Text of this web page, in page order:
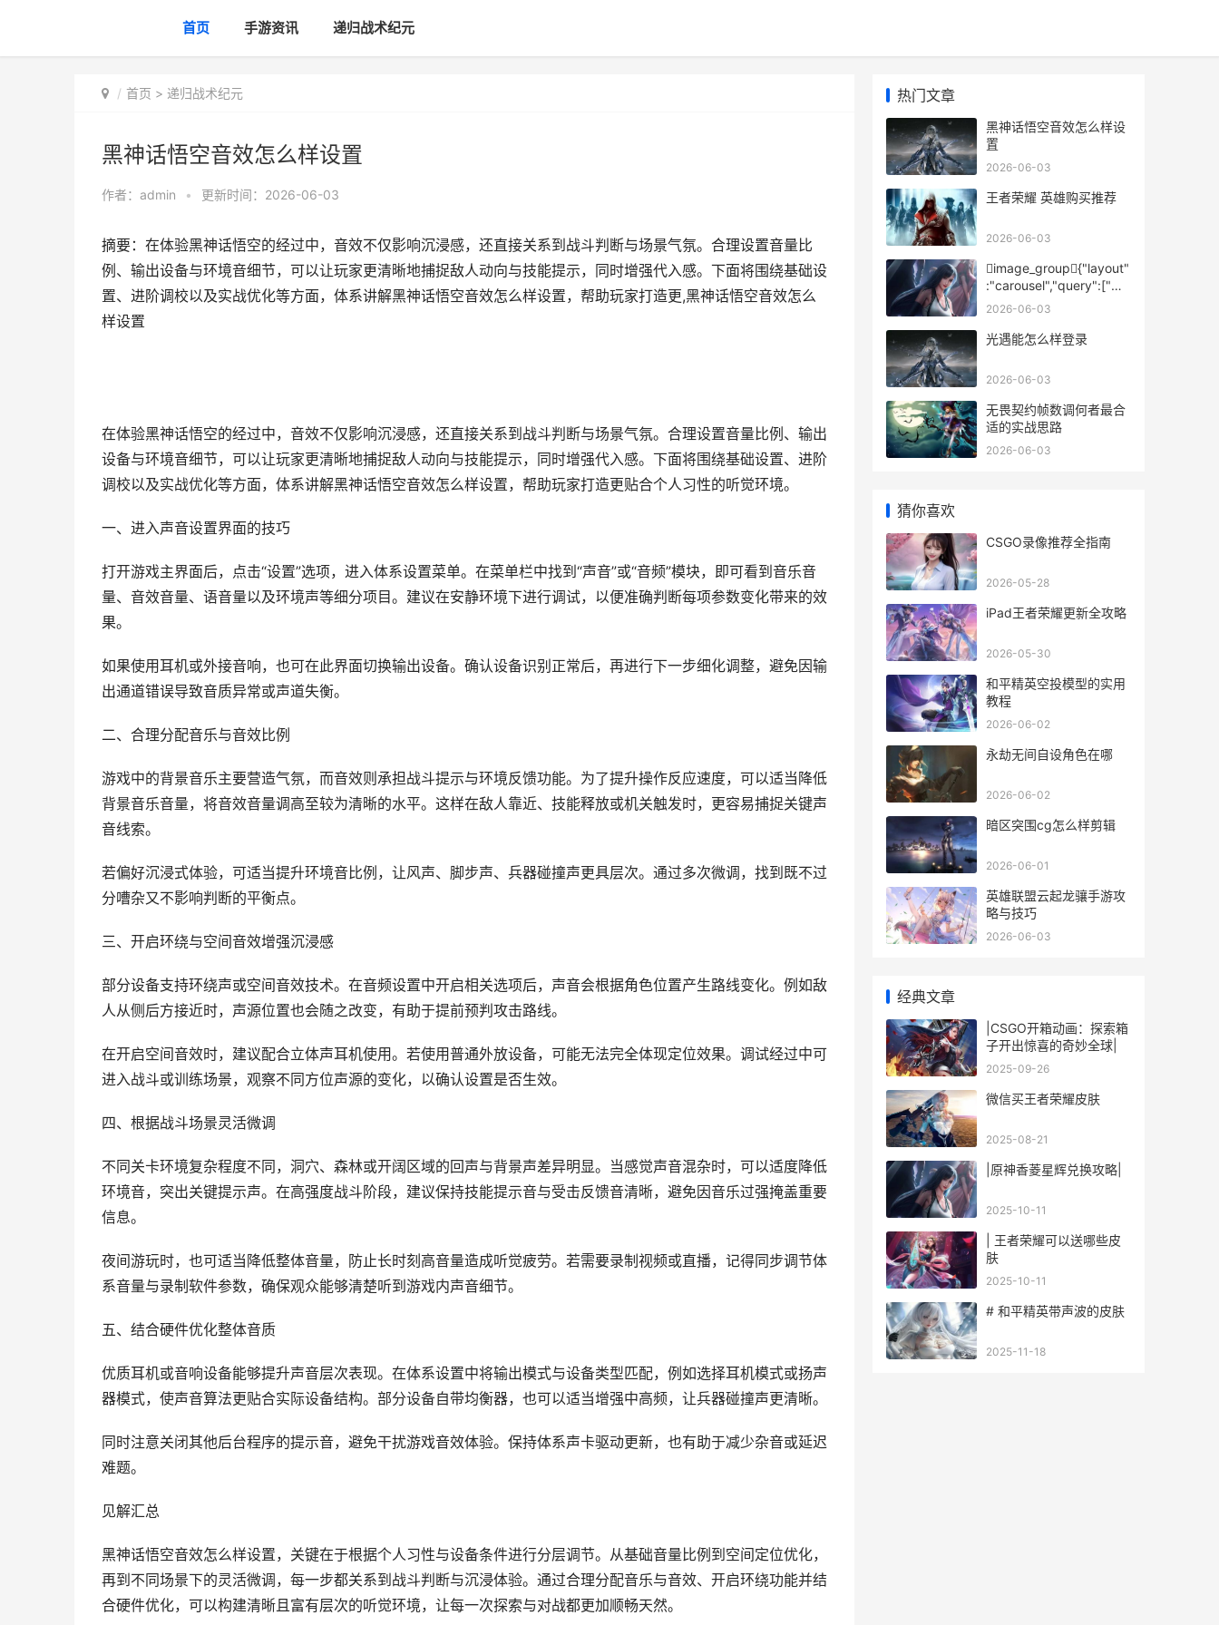
首页 手游资讯 递归战术纪元
首页 > 递归战术纪元
黑神话悟空音效怎么样设置
作者： admin • 更新时间：2026-06-03
摘要：在体验黑神话悟空的经过中，音效不仅影响沉浸感，还直接关系到战斗判断与场景气氛。合理设置音量比
例、输出设备与环境音细节，可以让玩家更清晰地捕捉敌人动向与技能提示，同时增强代入感。下面将围绕基础设
置、进阶调校以及实战优化等方面，体系讲解黑神话悟空音效怎么样设置，帮助玩家打造更,黑神话悟空音效怎么
样设置
在体验黑神话悟空的经过中，音效不仅影响沉浸感，还直接关系到战斗判断与场景气氛。合理设置音量比例、输出
设备与环境音细节，可以让玩家更清晰地捕捉敌人动向与技能提示，同时增强代入感。下面将围绕基础设置、进阶
调校以及实战优化等方面，体系讲解黑神话悟空音效怎么样设置，帮助玩家打造更贴合个人习性的听觉环境。
一、进入声音设置界面的技巧
打开游戏主界面后，点击“设置”选项，进入体系设置菜单。在菜单栏中找到“声音”或“音频”模块，即可看到音乐音
量、音效音量、语音量以及环境声等细分项目。建议在安静环境下进行调试，以便准确判断每项参数变化带来的效
果。
如果使用耳机或外接音响，也可在此界面切换输出设备。确认设备识别正常后，再进行下一步细化调整，避免因输
出通道错误导致音质异常或声道失衡。
二、合理分配音乐与音效比例
游戏中的背景音乐主要营造气氛，而音效则承担战斗提示与环境反馈功能。为了提升操作反应速度，可以适当降低
背景音乐音量，将音效音量调高至较为清晰的水平。这样在敌人靠近、技能释放或机关触发时，更容易捕捉关键声
音线索。
若偏好沉浸式体验，可适当提升环境音比例，让风声、脚步声、兵器碰撞声更具层次。通过多次微调，找到既不过
分嘈杂又不影响判断的平衡点。
三、开启环绕与空间音效增强沉浸感
部分设备支持环绕声或空间音效技术。在音频设置中开启相关选项后，声音会根据角色位置产生路线变化。例如敌
人从侧后方接近时，声源位置也会随之改变，有助于提前预判攻击路线。
在开启空间音效时，建议配合立体声耳机使用。若使用普通外放设备，可能无法完全体现定位效果。调试经过中可
进入战斗或训练场景，观察不同方位声源的变化，以确认设置是否生效。
四、根据战斗场景灵活微调
不同关卡环境复杂程度不同，洞穴、森林或开阔区域的回声与背景声差异明显。当感觉声音混杂时，可以适度降低
环境音，突出关键提示声。在高强度战斗阶段，建议保持技能提示音与受击反馈音清晰，避免因音乐过强掩盖重要
信息。
夜间游玩时，也可适当降低整体音量，防止长时刻高音量造成听觉疲劳。若需要录制视频或直播，记得同步调节体
系音量与录制软件参数，确保观众能够清楚听到游戏内声音细节。
五、结合硬件优化整体音质
优质耳机或音响设备能够提升声音层次表现。在体系设置中将输出模式与设备类型匹配，例如选择耳机模式或扬声
器模式，使声音算法更贴合实际设备结构。部分设备自带均衡器，也可以适当增强中高频，让兵器碰撞声更清晰。
同时注意关闭其他后台程序的提示音，避免干扰游戏音效体验。保持体系声卡驱动更新，也有助于减少杂音或延迟
难题。
见解汇总
黑神话悟空音效怎么样设置，关键在于根据个人习性与设备条件进行分层调节。从基础音量比例到空间定位优化，
再到不同场景下的灵活微调，每一步都关系到战斗判断与沉浸体验。通过合理分配音乐与音效、开启环绕功能并结
合硬件优化，可以构建清晰且富有层次的听觉环境，让每一次探索与对战都更加顺畅天然。
热门文章
黑神话悟空音效怎么样设
置
2026-06-03
王者荣耀 英雄购买推荐
2026-06-03
image_group{"layout"
:"carousel","query":["王
者荣耀 战队 比赛",&quo
2026-06-03
光遇能怎么样登录
2026-06-03
无畏契约帧数调何者最合
适的实战思路
2026-06-03
猜你喜欢
CSGO录像推荐全指南
2026-05-28
iPad王者荣耀更新全攻略
2026-05-30
和平精英空投模型的实用
教程
2026-06-02
永劫无间自设角色在哪
2026-06-02
暗区突围cg怎么样剪辑
2026-06-01
英雄联盟云起龙骧手游攻
略与技巧
2026-06-03
经典文章
|CSGO开箱动画：探索箱
子开出惊喜的奇妙全球|
2025-09-26
微信买王者荣耀皮肤
2025-08-21
|原神香菱星辉兑换攻略|
2025-10-11
| 王者荣耀可以送哪些皮
肤
2025-10-11
# 和平精英带声波的皮肤
2025-11-18